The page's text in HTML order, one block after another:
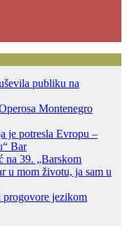
publiku na
Montenegro
je potresla Evropu –
Bar
na 39. „Barskom
u mom životu, ja sam u
progovore jezikom